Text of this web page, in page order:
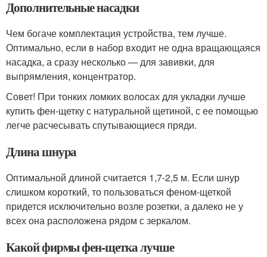
Дополнительные насадки
Чем богаче комплектация устройства, тем лучше.
Оптимально, если в набор входит не одна вращающаяся
насадка, а сразу несколько — для завивки, для
выпрямления, концентратор.
Совет! При тонких ломких волосах для укладки лучше
купить фен-щетку с натуральной щетиной, с ее помощью
легче расчесывать спутывающиеся пряди.
Длина шнура
Оптимальной длиной считается 1,7-2,5 м. Если шнур
слишком короткий, то пользоваться феном-щеткой
придется исключительно возле розетки, а далеко не у
всех она расположена рядом с зеркалом.
Какой фирмы фен-щетка лучше